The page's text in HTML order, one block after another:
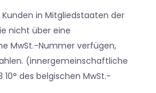
in Mitgliedstaaten der
nicht über eine
MwSt.-Nummer verfügen,
(innergemeinschaftliche
10° des belgischen MwSt.-